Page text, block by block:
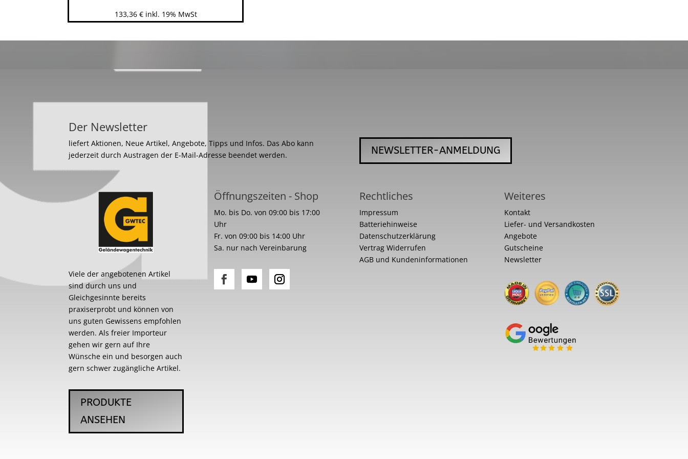
133,36 € inkl. 19% MwSt
Der Newsletter
liefert Aktionen, Neue Artikel, Angebote, Tipps und Infos. Das Abo kann
jederzeit durch Austragen der E-Mail-Adresse beendet werden.
NEWSLETTER-ANMELDUNG
Viele der angebotenen Artikel
sind durch uns und
Gleichgesinnte bereits
praxiserprobt und können von
uns guten Gewissens empfohlen
werden. Als freier Importeur
gehen wir gern auf Ihre
Wünsche ein und besorgen auch
gern schwer zugängliche Artikel.
PRODUKTE
ANSEHEN
Öffnungszeiten - Shop
Mo. bis Do. von 09:00 bis 17:00
Uhr
Fr. von 09:00 bis 14:00 Uhr
Sa. nur nach Vereinbarung
Rechtliches
Impressum
Batteriehinweise
Datenschutzerklärung
Vertrag Widerrufen
AGB und Kundeninformationen
Weiteres
Kontakt
Liefer- und Versandkosten
Angebote
Gutscheine
Newsletter